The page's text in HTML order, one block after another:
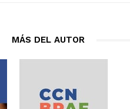
MÁS DEL AUTOR